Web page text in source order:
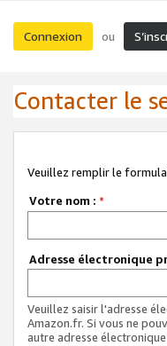
Connexion ou
Contacter le
Veuillez remplir le
Votre nom : *
Adresse électronique
Veuillez saisir l'adresse
Amazon.fr. Si vous ne
autre adresse